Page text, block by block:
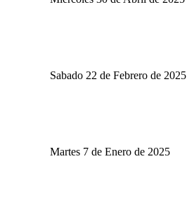
Sabado 22 de Febrero de 2025
Martes 7 de Enero de 2025